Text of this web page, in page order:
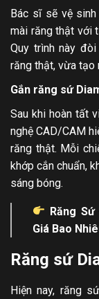
Bác sĩ sẽ vệ
mài răng thật với
Quy trình này
răng thật, vừa tạo
Gắn răng sứ
Sau khi hoàn tất
nghệ CAD/CAM
răng thật. Mỗi
khớp cắn chuẩn,
sáng bóng.
Răng
Giá Bao
Răng sứ
Hiện nay, răng